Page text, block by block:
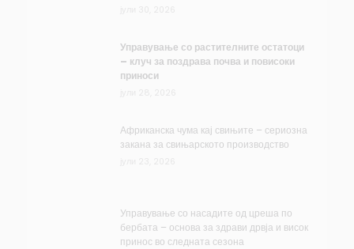
Управување со растителните остатоци
– клуч за поздрава почва и повисоки
приноси
Африканска чума кај свињите – сериозна
закана за свињарското производство
Управување со насадите од цреша по
бербата – основа за здрави дрвја и висок
принос во следната сезона